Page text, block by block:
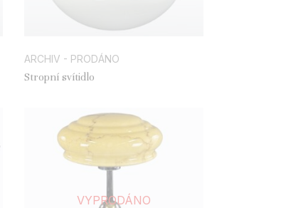
ARCHIV - PRODÁNO
Stropní svítidlo
VYPRODÁNO